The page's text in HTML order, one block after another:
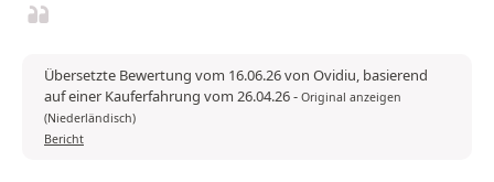
Übersetzte Bewertung vom 16.06.26 von Ovidiu, basierend
auf einer Kauferfahrung vom 26.04.26- Original anzeigen
(Niederländisch)
Bericht